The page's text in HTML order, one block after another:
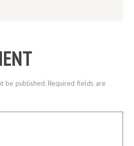
be published. Required fields are